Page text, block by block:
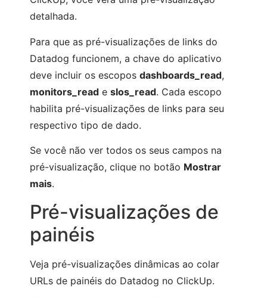
detalhada.
Para que as pré-visualizações de links do
Datadog funcionem, a chave do aplicativo
deve incluir os escopos dashboards_read,
monitors_read e slos_read. Cada escopo
habilita pré-visualizações de links para seu
respectivo tipo de dado.
Se você não ver todos os seus campos na
pré-visualização, clique no botão Mostrar
mais.
Pré-visualizações de
painéis
Veja pré-visualizações dinâmicas ao colar
URLs de painéis do Datadog no ClickUp.